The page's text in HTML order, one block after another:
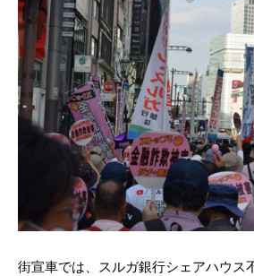
街宣車では、スルガ銀行シェアハウス